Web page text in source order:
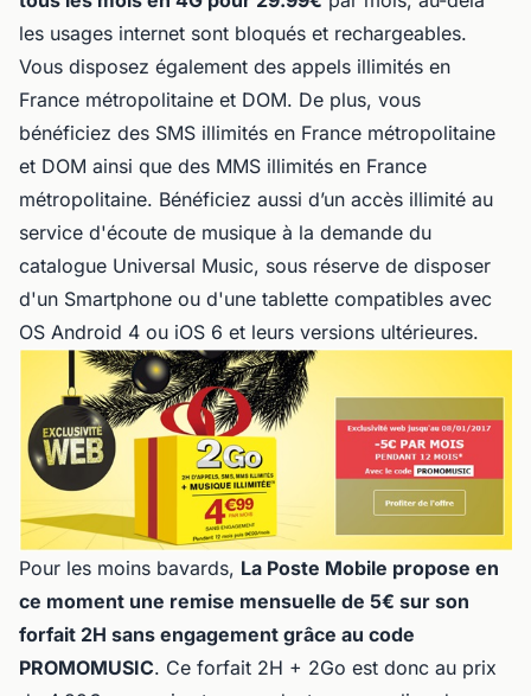
les usages internet sont bloqués et rechargeables.
Vous disposez également des appels illimités en
France métropolitaine et DOM. De plus, vous
bénéficiez des SMS illimités en France métropolitaine
et DOM ainsi que des MMS illimités en France
métropolitaine. Bénéficiez aussi d’un accès illimité au
service d'écoute de musique à la demande du
catalogue Universal Music, sous réserve de disposer
d'un Smartphone ou d'une tablette compatibles avec
OS Android 4 ou iOS 6 et leurs versions ultérieures.
Pour les moins bavards, La Poste Mobile propose en
ce moment une remise mensuelle de 5€ sur son
forfait 2H sans engagement grâce au code
PROMOMUSIC. Ce forfait 2H + 2Go est donc au prix